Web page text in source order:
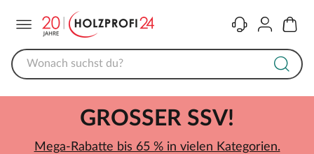
KontaktKonto
GROSSER SSV!
Mega-Rabatte bis 65 % in vielen Kategorien.